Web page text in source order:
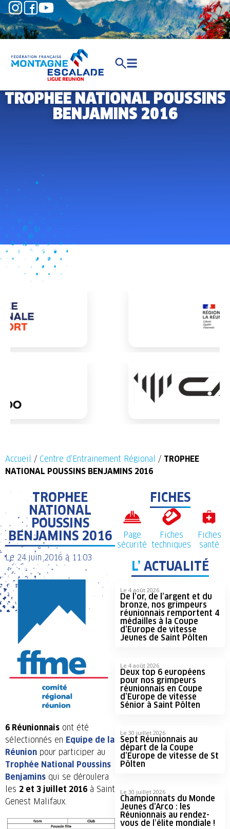
TROPHEE NATIONAL POUSSINS
BENJAMINS 2016
Accueil / Centre d’Entrainement Régional / TROPHEE
NATIONAL POUSSINS BENJAMINS 2016
TROPHEE
NATIONAL
POUSSINS
BENJAMINS 2016
Le 24 juin 2016 à 11:03
6 Réunionnais ont été
sélectionnés en Equipe de la
Réunion pour participer au
Trophée National Poussins
Benjamins qui se déroulera
les 2 et 3 juillet 2016 à Saint
Genest Malifaux.
FICHES
Page
sécurité
Fiches
techniques
Fiches
santé
L’ ACTUALITÉ
Le 4 août 2026
De l’or, de l’argent et du
bronze, nos grimpeurs
réunionnais remportent 4
médailles à la Coupe
d’Europe de vitesse
Jeunes de Saint Pölten
Le 4 août 2026
Deux top 6 européens
pour nos grimpeurs
réunionnais en Coupe
d’Europe de vitesse
Sénior à Saint Pölten
Le 30 juillet 2026
Sept Réunionnais au
départ de la Coupe
d’Europe de vitesse de St
Pölten
Le 30 juillet 2026
Championnats du Monde
Jeunes d’Arco : les
Réunionnais au rendez-
vous de l’élite mondiale !